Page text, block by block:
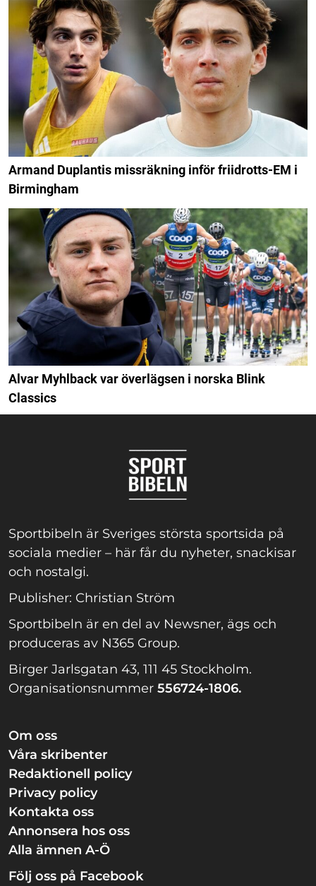
Armand Duplantis missräkning inför friidrotts-EM i
Birmingham
Alvar Myhlback var överlägsen i norska Blink
Classics
Sportbibeln är Sveriges största sportsida på
sociala medier – här får du nyheter, snackisar
och nostalgi.
Publisher: Christian Ström
Sportbibeln är en del av Newsner, ägs och
produceras av N365 Group.
Birger Jarlsgatan 43, 111 45 Stockholm.
Organisationsnummer 556724-1806.
Om oss
Våra skribenter
Redaktionell policy
Privacy policy
Kontakta oss
Annonsera hos oss
Alla ämnen A-Ö
Följ oss på Facebook